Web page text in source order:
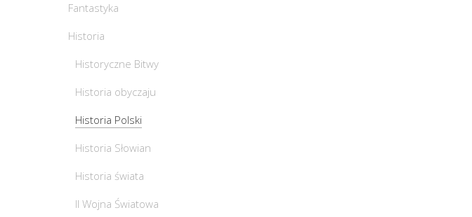
Fantastyka
Historia
Historyczne Bitwy
Historia obyczaju
Historia Polski
Historia Słowian
Historia świata
II Wojna Światowa